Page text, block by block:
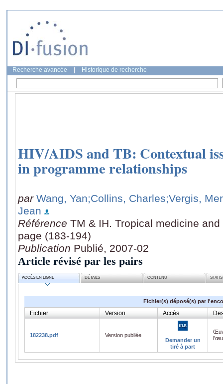
Recherche avancée Historique de recherche
HIV/AIDS and TB: Contextual
in programme relationships
par Wang, Yan;Collins, Charles;Vergis,
Jean
Référence TM & IH. Tropical medicine
page (183-194)
Publication Publié, 2007-02
Article révisé par les pairs
ACCÈS EN LIGNE DÉTAILS CONTENU
Fichier(s) déposé(s) par
Fichier Version Accès
182238.pdf
Version publiée
Demander un
tiré à part